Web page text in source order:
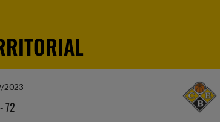
2023
-72